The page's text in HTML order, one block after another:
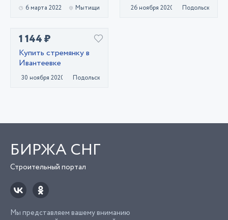
6 марта 2022 Мытищи 26 ноября 2020 Подольск
1 144 ₽
Купить стремянку в
Ивантеевке
30 ноября 2020 Подольск
БИРЖА СНГ
Строительный портал
Мы представляем вашему вниманию